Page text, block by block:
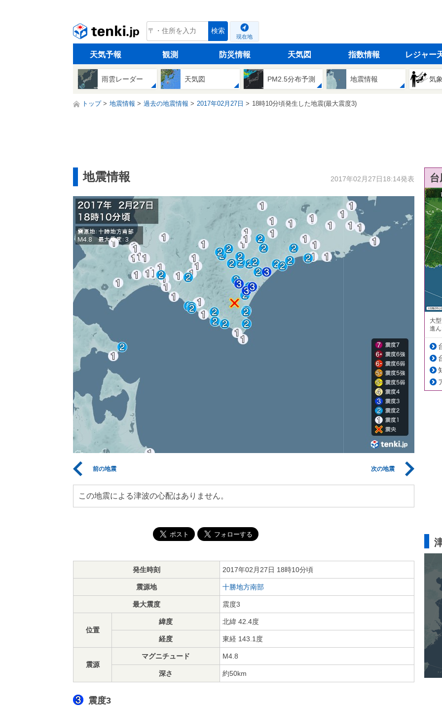
tenki.jp 検索
現在地
天気予報 観測 防災情報 天気図 指数情報 レジャー
雨雲レーダー 天気図 PM2.5分布予測 地震情報 気
トップ 地震情報 過去の地震情報 2017年02月27日 18時10分頃発生した地震(最大震度3)
地震情報 2017年02月27日18:14発表
前の地震 次の地震
この地震による津波の心配はありません。
発生時刻 2017年02月27日 18時10分頃
震源地 十勝地方南部
最大震度 震度3
位置
緯度 北緯 42.4度
経度 東経 143.1度
震源
マグニチュード M4.8
深さ 約50km
震度3
大
進